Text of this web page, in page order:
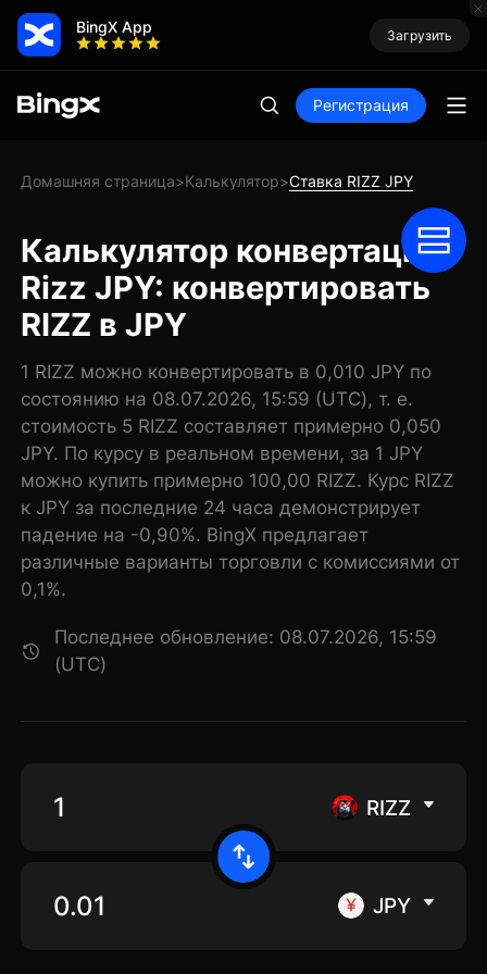
BingX App Загрузить
Регистрация
Домашняя страница>Калькулятор>Ставка RIZZ JPY
Калькулятор конвертации
Rizz JPY: конвертировать
RIZZ в JPY
1 RIZZ можно конвертировать в 0,010 JPY по
состоянию на 08.07.2026, 15:59 (UTC), т. е.
стоимость 5 RIZZ составляет примерно 0,050
JPY. По курсу в реальном времени, за 1 JPY
можно купить примерно 100,00 RIZZ. Курс RIZZ
к JPY за последние 24 часа демонстрирует
падение на -0,90%. BingX предлагает
различные варианты торговли с комиссиями от
0,1%.
Последнее обновление: 08.07.2026, 15:59
(UTC)
RIZZ
JPY